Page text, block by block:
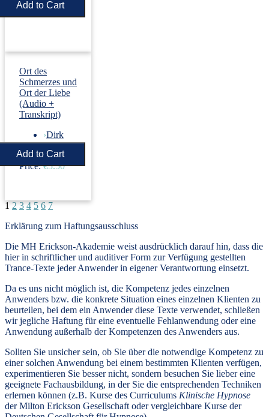
Price: €5.50
Ort des
Schmerzes und
Ort der Liebe
(Audio +
Transkript)
›Dirk
Revenstorf
Price: €5.50
1 2 3 4 5 6 7
Erklärung zum Haftungsausschluss
Die MH Erickson-Akademie weist ausdrücklich darauf hin, dass die
hier in schriftlicher und auditiver Form zur Verfügung gestellten
Trance-Texte jeder Anwender in eigener Verantwortung einsetzt.
Da es uns nicht möglich ist, die Kompetenz jedes einzelnen
Anwenders bzw. die konkrete Situation eines einzelnen Klienten zu
beurteilen, bei dem ein Anwender diese Texte verwendet, schließen
wir jegliche Haftung für eine eventuelle Fehlanwendung oder eine
Anwendung außerhalb der Kompetenzen des Anwenders aus.
Sollten Sie unsicher sein, ob Sie über die notwendige Kompetenz zu
einer solchen Anwendung bei einem bestimmten Klienten verfügen,
experimentieren Sie besser nicht, sondern besuchen Sie lieber eine
geeignete Fachausbildung, in der Sie die entsprechenden Techniken
erlernen können (z.B. Kurse des Curriculums Klinische Hypnose
der Milton Erickson Gesellschaft oder vergleichbare Kurse der